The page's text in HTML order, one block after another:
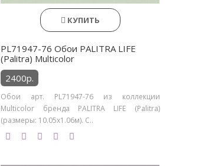
КУПИТЬ
PL71947-76 Обои PALITRA LIFE
(Palitra) Multicolor
2400р.
Обои арт. PL71947-76 из коллекции
Multicolor бренда PALITRA LIFE (Palitra)
(размеры: 10.05х1.06м). С..